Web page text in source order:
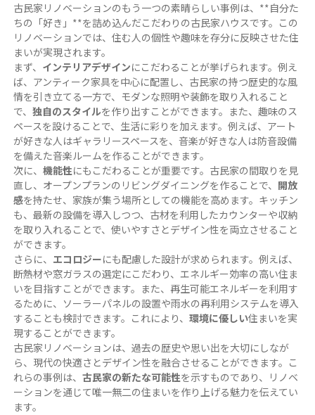
古民家リノベーションのもう一つの素晴らしい事例は、**自分た
ちの「好き」**を詰め込んだこだわりの古民家ハウスです。この
リノベーションでは、住む人の個性や趣味を存分に反映させた住
まいが実現されます。
まず、 インテリアデザインにこだわることが挙げられます。例え
ば、アンティーク家具を中心に配置し、古民家の持つ歴史的な風
情を引き立てる一方で、モダンな照明や装飾を取り入れること
で、 独自のスタイルを作り出すことができます。また、趣味のス
ペースを設けることで、生活に彩りを加えます。例えば、アート
が好きな人はギャラリースペースを、音楽が好きな人は防音設備
を備えた音楽ルームを作ることができます。
次に、 機能性にもこだわることが重要です。古民家の間取りを見
直し、オープンプランのリビングダイニングを作ることで、 開放
感を持たせ、家族が集う場所としての機能を高めます。キッチン
も、最新の設備を導入しつつ、古材を利用したカウンターや収納
を取り入れることで、使いやすさとデザイン性を両立させること
ができます。
さらに、 エコロジーにも配慮した設計が求められます。例えば、
断熱材や窓ガラスの選定にこだわり、エネルギー効率の高い住ま
いを目指すことができます。また、再生可能エネルギーを利用す
るために、ソーラーパネルの設置や雨水の再利用システムを導入
することも検討できます。これにより、 環境に優しい住まいを実
現することができます。
古民家リノベーションは、過去の歴史や思い出を大切にしなが
ら、現代の快適さとデザイン性を融合させることができます。こ
れらの事例は、 古民家の新たな可能性を示すものであり、リノベ
ーションを通じて唯一無二の住まいを作り上げる魅力を伝えてい
ます。